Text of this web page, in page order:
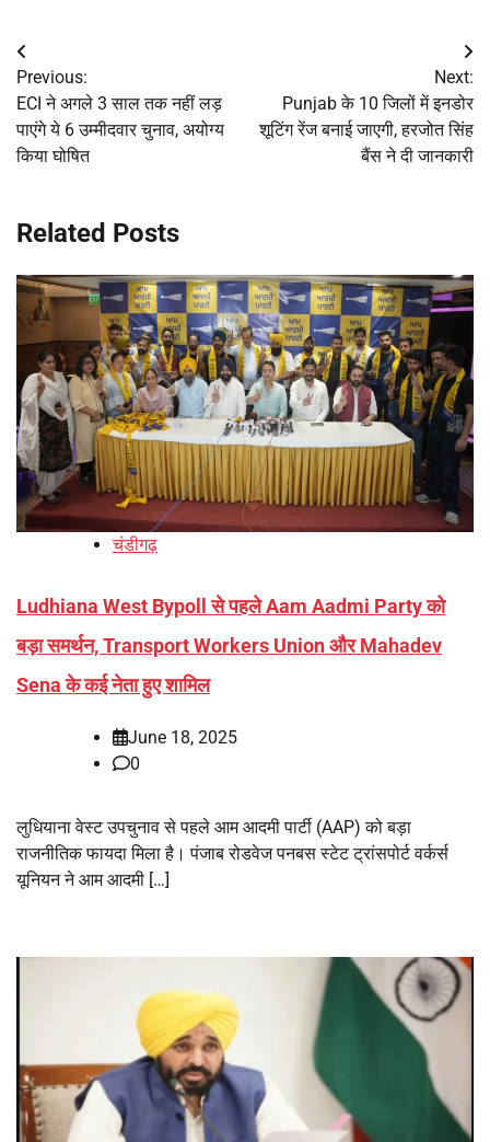
Post
navigation
Previous:
ECI ने अगले 3 साल तक नहीं लड़
पाएंगे ये 6 उम्मीदवार चुनाव, अयोग्य
किया घोषित
Next:
Punjab के 10 जिलों में इनडोर
शूटिंग रेंज बनाई जाएगी, हरजोत सिंह
बैंस ने दी जानकारी
Related Posts
चंडीगढ़
Ludhiana West Bypoll से पहले Aam Aadmi Party को
बड़ा समर्थन, Transport Workers Union और Mahadev
Sena के कई नेता हुए शामिल
June 18, 2025
0
लुधियाना वेस्ट उपचुनाव से पहले आम आदमी पार्टी (AAP) को बड़ा
राजनीतिक फायदा मिला है। पंजाब रोडवेज पनबस स्टेट ट्रांसपोर्ट वर्कर्स
यूनियन ने आम आदमी […]